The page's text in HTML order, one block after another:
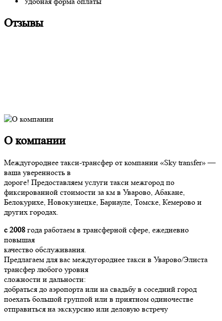
Отзывы
О компании
Междугороднее такси-трансфер от компании «Sky transfer» —
ваша уверенность в
дороге! Предоставляем услуги такси межгород по
фиксированной стоимости за км в Уварово, Абакане,
Белокурихе, Новокузнецке, Барнауле, Томске, Кемерово и
других городах.
с 2008 года работаем в трансферной сфере, ежедневно
повышая
качество обслуживания.
Предлагаем для вас междугороднее такси в Уварово/Элиста
трансфер любого уровня
сложности и дальности:
добраться до аэропорта или на свадьбу в соседний город
поехать большой группой или в приятном одиночестве
отправиться на экскурсию или деловую встречу